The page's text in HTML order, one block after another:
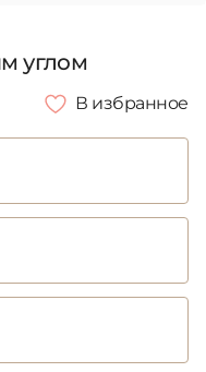
углом
В избранное